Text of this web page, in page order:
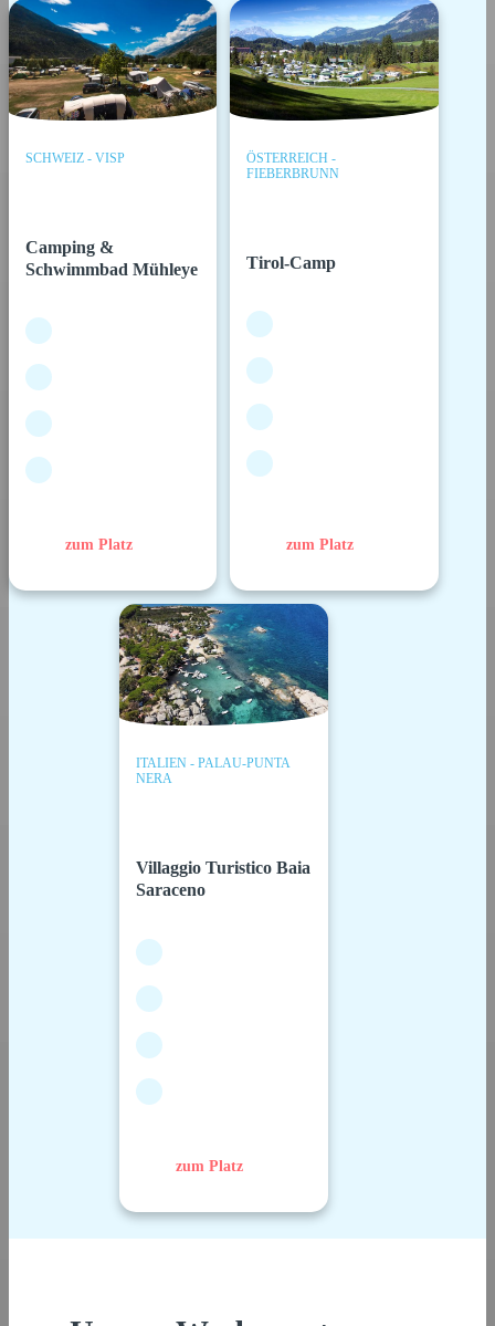
SCHWEIZ - VISP
Camping &
Schwimmbad Mühleye
zum Platz
ÖSTERREICH -
FIEBERBRUNN
Tirol-Camp
zum Platz
ITALIEN - PALAU-PUNTA
NERA
Villaggio Turistico Baia
Saraceno
zum Platz